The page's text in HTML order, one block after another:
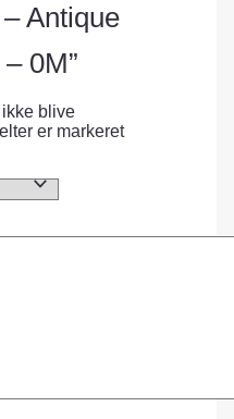
Antique
0M”
blive
er markeret